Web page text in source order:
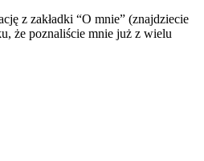
z zakładki “O mnie” (znajdziecie
że poznaliście mnie już z wielu